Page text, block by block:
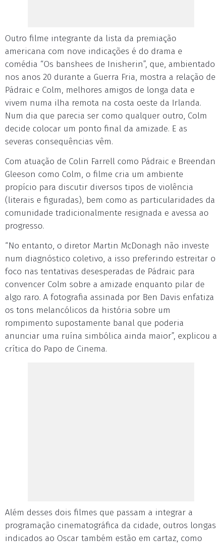
Outro filme integrante da lista da premiação
americana com nove indicações é do drama e
comédia “Os banshees de Inisherin”, que, ambientado
nos anos 20 durante a Guerra Fria, mostra a relação de
Pádraic e Colm, melhores amigos de longa data e
vivem numa ilha remota na costa oeste da Irlanda.
Num dia que parecia ser como qualquer outro, Colm
decide colocar um ponto final da amizade. E as
severas consequências vêm.
Com atuação de Colin Farrell como Pádraic e Breendan
Gleeson como Colm, o filme cria um ambiente
propício para discutir diversos tipos de violência
(literais e figuradas), bem como as particularidades da
comunidade tradicionalmente resignada e avessa ao
progresso.
“No entanto, o diretor Martin McDonagh não investe
num diagnóstico coletivo, a isso preferindo estreitar o
foco nas tentativas desesperadas de Pádraic para
convencer Colm sobre a amizade enquanto pilar de
algo raro. A fotografia assinada por Ben Davis enfatiza
os tons melancólicos da história sobre um
rompimento supostamente banal que poderia
anunciar uma ruína simbólica ainda maior”, explicou a
crítica do Papo de Cinema.
Além desses dois filmes que passam a integrar a
programação cinematográfica da cidade, outros longas
indicados ao Oscar também estão em cartaz, como